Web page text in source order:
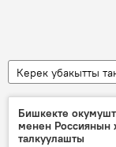
Керек убакытты
Бишкекте
менен Россиянын
талкуулашты